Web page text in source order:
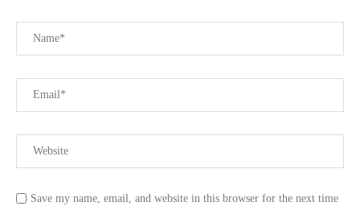
Save my name, email, and website in this browser for the next time